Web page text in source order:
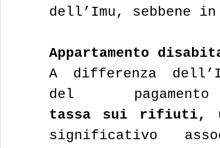
dell’Imu, sebbene
Appartamento
A differenza
del
tassa sui rifiuti,
significativo